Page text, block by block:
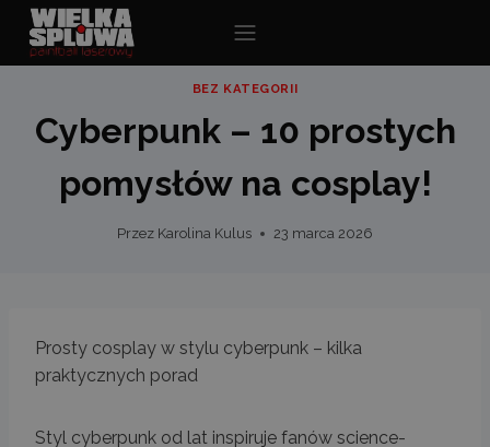
Przejdź
treści
BEZ KATEGORII
Cyberpunk – 10 prostych
pomysłów na cosplay!
Przez Karolina Kulus 23 marca 2026
Prosty cosplay w stylu cyberpunk – kilka
praktycznych porad
Styl cyberpunk od lat inspiruje fanów science-